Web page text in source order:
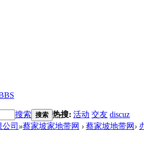
搜索 搜索 热搜: 活动 交友 discuz
司 »蔡家坡家地带网 › 蔡家坡地带网 ›